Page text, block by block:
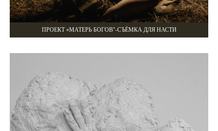
ПРОЕКТ «МАТЕРЬ БОГОВ"-СЪЁМКА ДЛЯ НАСТИ